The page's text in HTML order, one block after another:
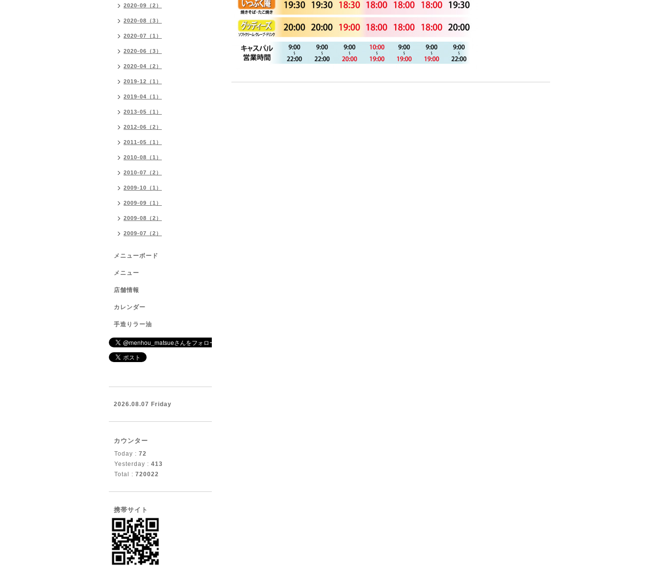
2020-09（2）
2020-08（3）
2020-07（1）
2020-06（3）
2020-04（2）
2019-12（1）
2019-04（1）
2013-05（1）
2012-06（2）
2011-05（1）
2010-08（1）
2010-07（2）
2009-10（1）
2009-09（1）
2009-08（2）
2009-07（2）
メニューボード
メニュー
店舗情報
カレンダー
手造りラー油
2026.08.07 Friday
カウンター
Today : 72
Yesterday : 413
Total : 720022
携帯サイト